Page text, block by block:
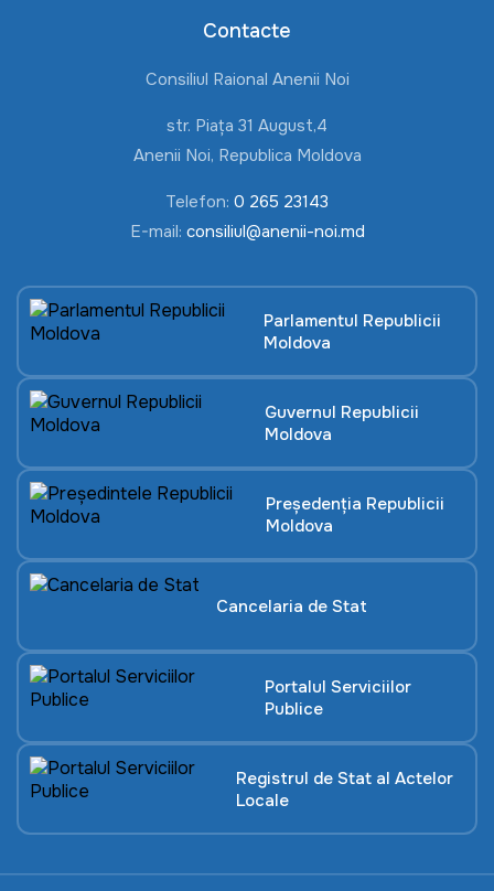
Contacte
Consiliul Raional Anenii Noi
str. Piața 31 August,4
Anenii Noi, Republica Moldova
Telefon: 0 265 23143
E-mail: consiliul@anenii-noi.md
Parlamentul Republicii
Moldova
Guvernul Republicii
Moldova
Președenția Republicii
Moldova
Cancelaria de Stat
Portalul Serviciilor
Publice
Registrul de Stat al Actelor
Locale